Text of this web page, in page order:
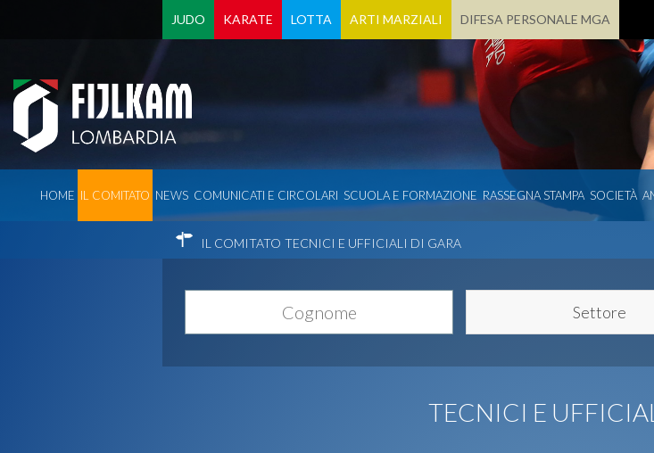
JUDO KARATE LOTTA ARTI MARZIALI DIFESA PERSONALE MGA
HOME IL COMITATO NEWS COMUNICATI E CIRCOLARI SCUOLA E FORMAZIONE RASSEGNA STAMPA SOCIETÀ
IL COMITATO TECNICI E UFFICIALI DI GARA
Settore
TECNICI E